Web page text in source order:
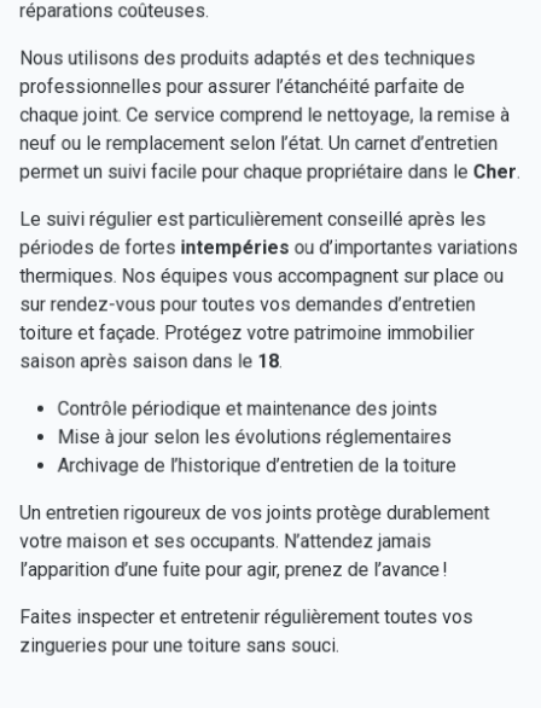
réparations coûteuses.
Nous utilisons des produits adaptés et des techniques
professionnelles pour assurer l’étanchéité parfaite de
chaque joint. Ce service comprend le nettoyage, la remise à
neuf ou le remplacement selon l’état. Un carnet d’entretien
permet un suivi facile pour chaque propriétaire dans leCher
Le suivi régulier est particulièrement conseillé après les
périodes de fortes intempéries ou d’importantes variations
thermiques. Nos équipes vous accompagnent sur place ou
sur rendez-vous pour toutes vos demandes d’entretien
toiture et façade. Protégez votre patrimoine immobilier
saison après saison dans le 18.
Contrôle périodique et maintenance des joints
Mise à jour selon les évolutions réglementaires
Archivage de l’historique d’entretien de la toiture
Un entretien rigoureux de vos joints protège durablement
votre maison et ses occupants. N’attendez jamais
l’apparition d’une fuite pour agir, prenez de l’avance !
Faites inspecter et entretenir régulièrement toutes vos
zingueries pour une toiture sans souci.